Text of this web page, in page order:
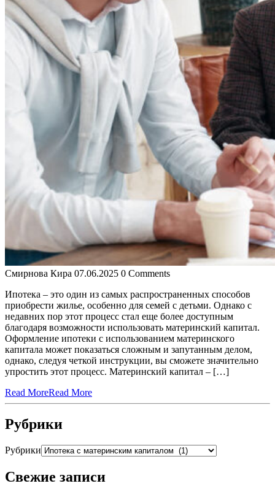
Смирнова Кира 07.06.2025 0 Comments
Ипотека – это один из самых распространенных способов
приобрести жилье, особенно для семей с детьми. Однако с
недавних пор этот процесс стал еще более доступным
благодаря возможности использовать материнский капитал.
Оформление ипотеки с использованием материнского
капитала может показаться сложным и запутанным делом,
однако, следуя четкой инструкции, вы сможете значительно
упростить этот процесс. Материнский капитал – […]
Read MoreRead More
Рубрики
Рубрики
Свежие записи